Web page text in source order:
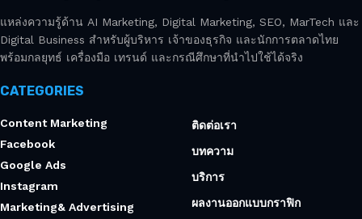
แหล่งความรู้ด้าน AI Marketing, Digital Marketing, SEO, MarTech และ
Digital Business สำหรับผู้บริหาร เจ้าของธุรกิจ และนักการตลาดไทย
พร้อมกลยุทธ์ เครื่องมือ เทรนด์ และกรณีศึกษาที่นำไปใช้ได้จริง
CATEGORIES
Content Marketing
Facebook
Google Ads
Instagram
Marketing& Advertising
ติดต่อเรา
บทความ
บริการ
ผลงานออกแบบกราฟิก